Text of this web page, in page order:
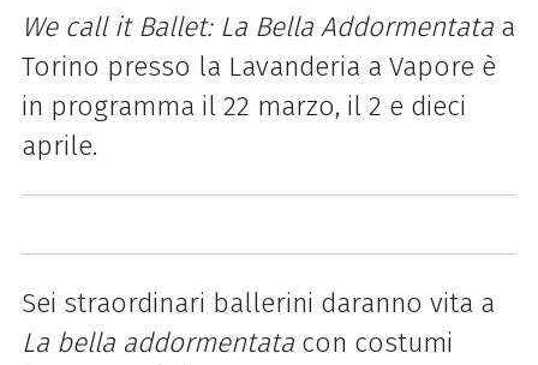
We call it Ballet: La Bella Addormentataa
Torino presso la Lavanderia a Vapore è
in programma il 22 marzo, il 2 e dieci
aprile.
Sei straordinari ballerini daranno vita a
La bella addormentatacon costumi